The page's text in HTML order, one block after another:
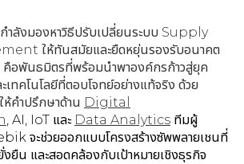
ลังมองหาวิธีปรับเปลี่ยนระบบ Supply
ให้ทันสมัยและยืดหยุ่นรองรับอนาคต
พันธมิตรที่พร้อมนำพาองค์กรก้าวสู่ยุค
ทคโนโลยีที่ตอบโจทย์อย่างแท้จริง ด้วย
ห้คำปรึกษาด้าน Digital
, AI, IoT และ Data Analytics ทีมผู้
จะช่วยออกแบบโครงสร้างซัพพลายเชนที่
ยืน และสอดคล้องกับเป้าหมายเชิงธุรกิจ